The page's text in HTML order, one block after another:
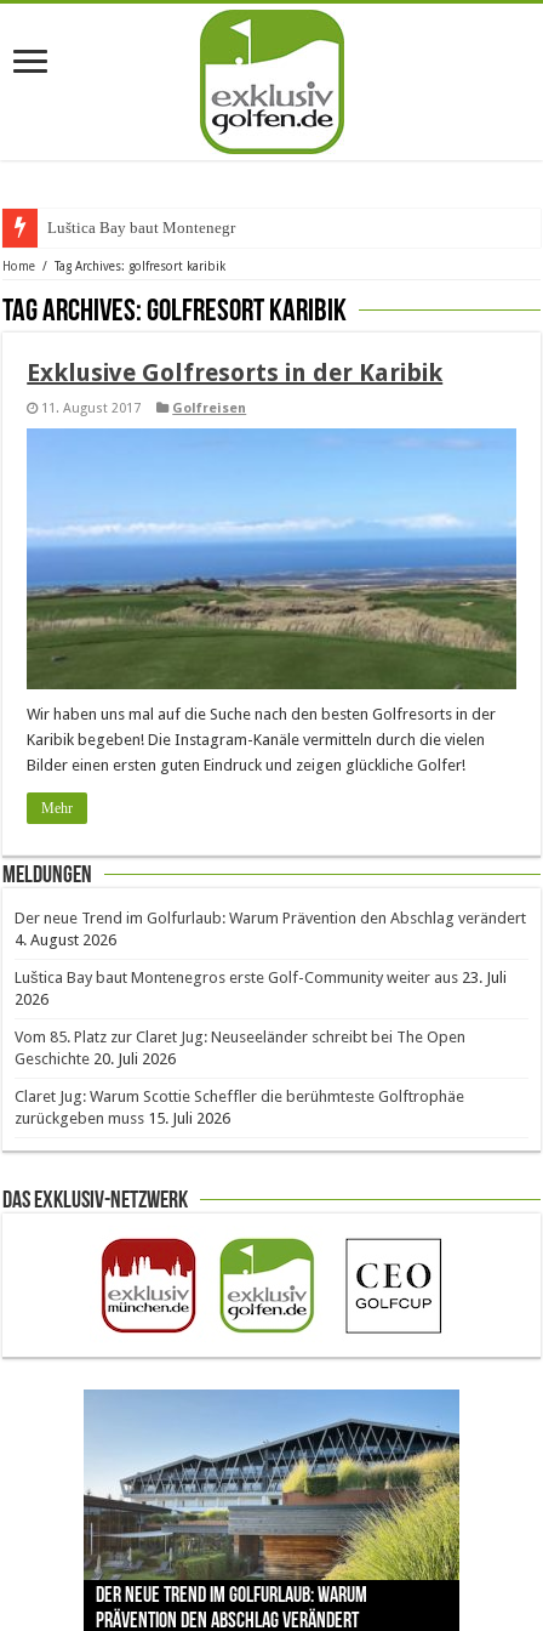
Luštica Bay baut Montenegros er
Home / Tag Archives: golfresort karibik
Tag Archives:golfresort karibik
Exklusive Golfresorts in der Karibik
11. August 2017 Golfreisen
Wir haben uns mal auf die Suche nach den besten Golfresorts in der
Karibik begeben! Die Instagram-Kanäle vermitteln durch die vielen
Bilder einen ersten guten Eindruck und zeigen glückliche Golfer!
Mehr
Meldungen
Der neue Trend im Golfurlaub: Warum Prävention den Abschlag verändert
4. August 2026
Luštica Bay baut Montenegros erste Golf-Community weiter aus 23. Juli
2026
Vom 85. Platz zur Claret Jug: Neuseeländer schreibt bei The Open
Geschichte 20. Juli 2026
Claret Jug: Warum Scottie Scheffler die berühmteste Golftrophäe
zurückgeben muss 15. Juli 2026
Das Exklusiv-Netzwerk
Der neue Trend im Golfurlaub: Warum
Prävention den Abschlag verändert
Luštica Bay baut Montenegros erste Golf-
Community weiter aus
Vom 85. Platz zur Claret Jug: Neuseeländer
schreibt bei The Open Geschichte
Claret Jug: Warum Scottie Scheffler die
berühmteste Golftrophäe zurückgeben muss
The Open 2026 in Royal Birkdale: Warum der
traditionsreiche Linksplatz zu den größten
Herausforderungen im Golfsport zählt